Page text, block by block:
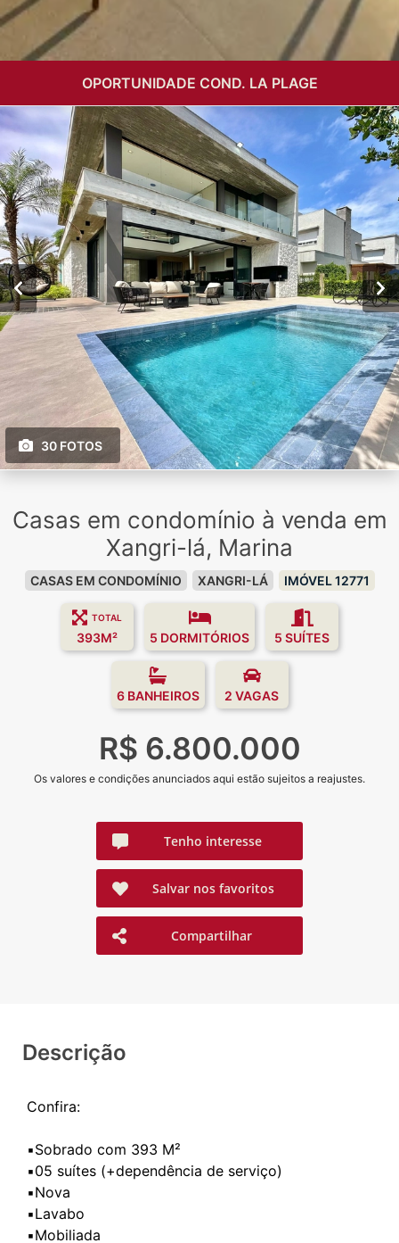
OPORTUNIDADE COND. LA PLAGE
30 FOTOS
Casas em condomínio à venda em
Xangri-lá, Marina
CASAS EM CONDOMÍNIO XANGRI-LÁ IMÓVEL 12771
TOTAL
393M² 5 DORMITÓRIOS 5 SUÍTES
6 BANHEIROS 2 VAGAS
R$ 6.800.000
Os valores e condições anunciados aqui estão sujeitos a reajustes.
Tenho interesse
Salvar nos favoritos
Compartilhar
Descrição
Confira:
▪️Sobrado com 393 M²
▪️05 suítes (+dependência de serviço)
▪️Nova
▪️Lavabo
▪️Mobiliada